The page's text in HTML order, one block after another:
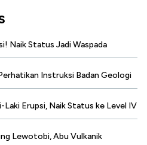
Naik Status Jadi Waspada
Instruksi Badan Geologi
Erupsi, Naik Status ke Level IV
Lewotobi, Abu Vulkanik